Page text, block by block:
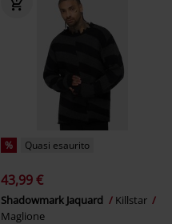
% Quasi esaurito
43,99 €
Shadowmark Jaquard
Killstar
Maglione